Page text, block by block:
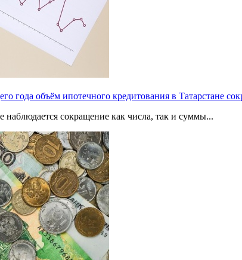
года объём ипотечного кредитования в Татарстане
наблюдается сокращение как числа, так и суммы...